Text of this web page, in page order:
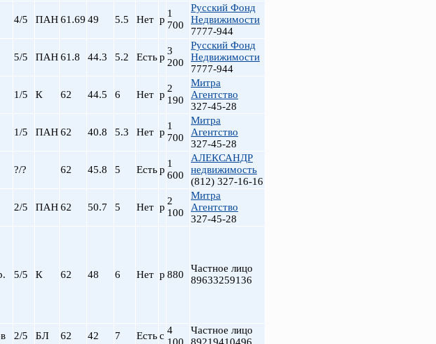
4/5 ПАН61.69 49 5.5 Нет р
1
700
Русский Фонд
Недвижимости
7777-944
5/5 ПАН61.8 44.3 5.2 Естьр
3
200
Русский Фонд
Недвижимости
7777-944
1/5 К 62 44.5 6 Нет р
2
190
Митра
Агентство
327-45-28
1/5 ПАН62 40.8 5.3 Нет р
1
700
Митра
Агентство
327-45-28
?/? 62 45.8 5 Естьр
1
600
АЛЕКСАНДР
недвижимость
(812) 327-16-16
2/5 ПАН62 50.7 5 Нет р
2
100
Митра
Агентство
327-45-28
5/5 К 62 48 6 Нет р 880
Частное лицо
89633259136
2/5 БЛ 62 42 7 Естьс 4
Частное лицо